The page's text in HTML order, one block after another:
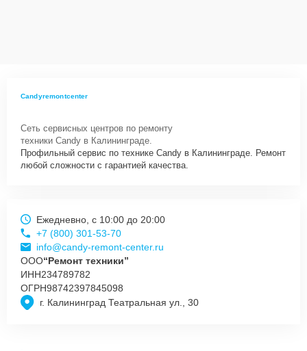
Для запуска процесса ремонта микроволновой печи Candy MIC
оперативно проконсультируют по всем необходимым вопросам,
запишут на диагностику, подскажут с вариантами курьерской
доставки или оформят выезд мастера в удобное время и место.
Candyremontcenter
Сеть сервисных центров по ремонту
техники Candy в Калининграде.
Профильный сервис по технике Candy в Калининграде. Ремонт
любой сложности с гарантией качества.
г. Калининград Театральная ул., 30
Ежедневно, с 10:00 до 20:00
+7 (800) 301-53-70
info@candy-remont-center.ru
ООО“Ремонт техники”
ИНН234789782
ОГРН98742397845098